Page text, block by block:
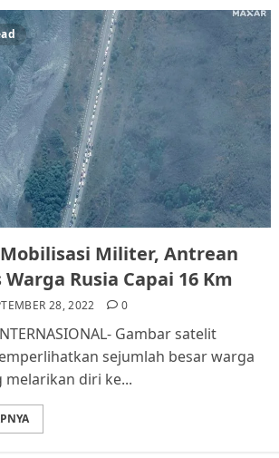
Militer, Antrean
Warga Rusia Capai 16 Km
28, 2022 0
Gambar satelit
sejumlah besar warga
melarikan diri ke...